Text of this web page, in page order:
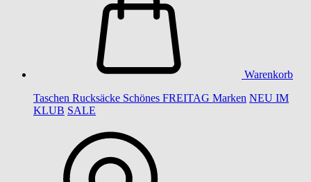
Warenkorb
Taschen Rucksäcke Schönes FREITAG Marken NEU IM
KLUB SALE